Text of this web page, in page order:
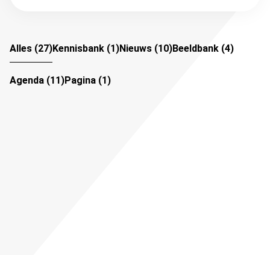
Alles (27)Kennisbank (1)Nieuws (10)Beeldbank (4)
Agenda (11)Pagina (1)